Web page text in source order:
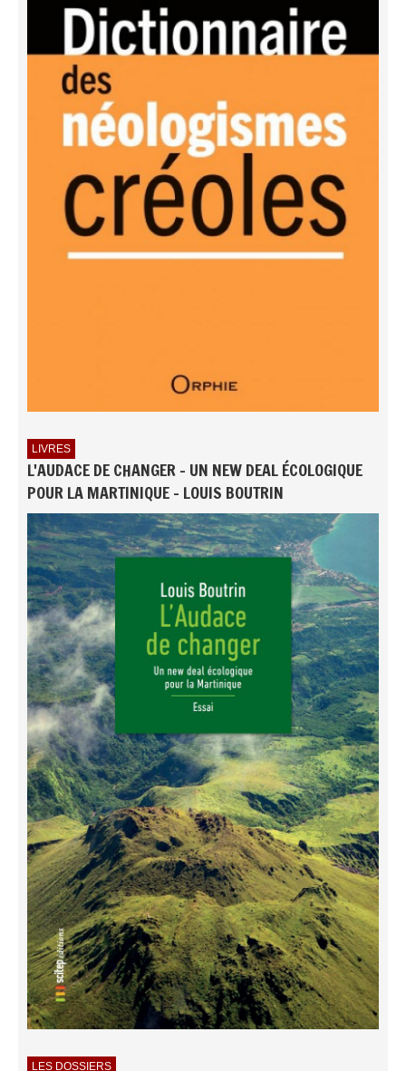
LIVRES
L'AUDACE DE CHANGER - UN NEW DEAL ÉCOLOGIQUE
POUR LA MARTINIQUE - LOUIS BOUTRIN
LES DOSSIERS